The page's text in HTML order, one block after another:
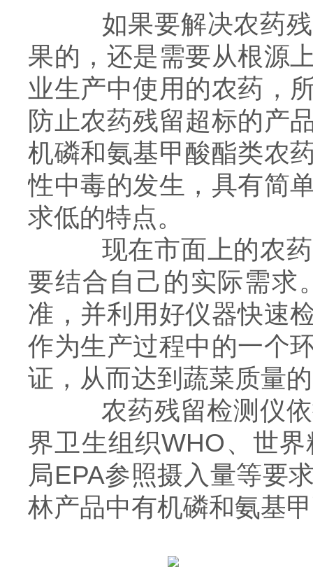
如果要解决农药残
果的，还是需要从根源
业生产中使用的农药，
防止农药残留超标的产
机磷和氨基甲酸酯类农
性中毒的发生，具有简
求低的特点。
现在市面上的农药
要结合自己的实际需求
准，并利用好仪器快速
作为生产过程中的一个
证，从而达到蔬菜质量
农药残留检测仪依
界卫生组织WHO、世
局EPA参照摄入量等要
林产品中有机磷和氨基